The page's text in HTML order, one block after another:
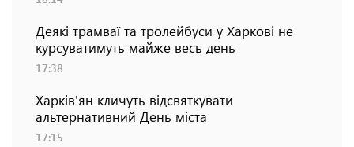
Деякі трамваї та тролейбуси у Харкові не
курсуватимуть майже весь день
17:38
Харків'ян кличуть відсвяткувати
альтернативний День міста
17:15